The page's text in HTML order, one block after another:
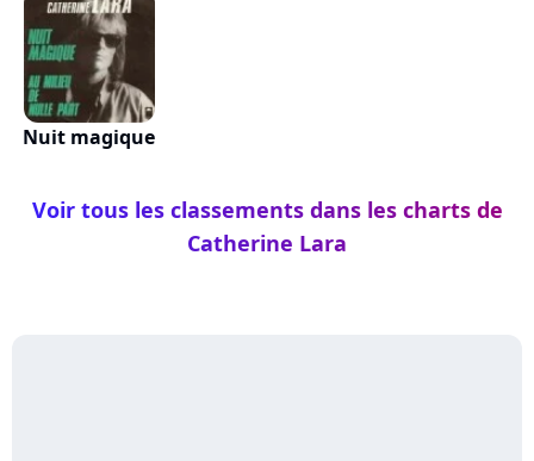
Nuit magique
Voir tous les classements dans les charts de
Catherine Lara